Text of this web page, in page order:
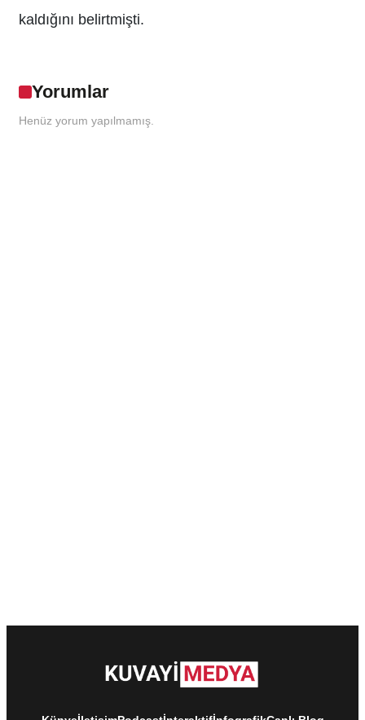
kaldığını belirtmişti.
Yorumlar
Henüz yorum yapılmamış.